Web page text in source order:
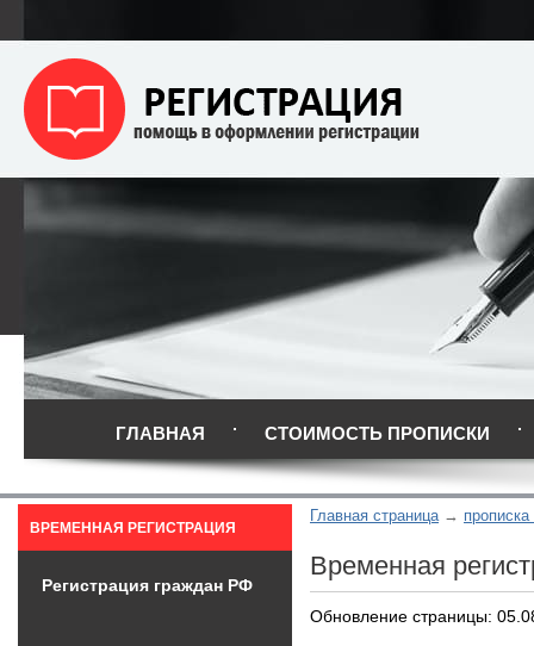
ГЛАВНАЯ СТОИМОСТЬ ПРОПИСКИ
Главная страница
Временная
Обновление страницы:
ВРЕМЕННАЯ РЕГИСТРАЦИЯ
Регистрация граждан РФ